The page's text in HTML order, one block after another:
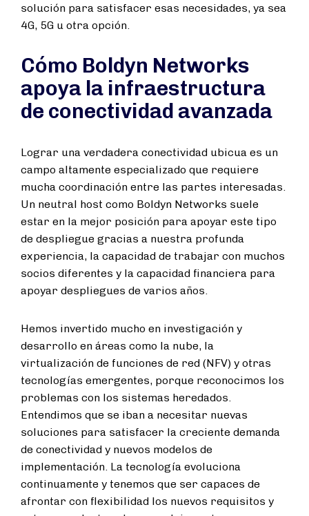
solución para satisfacer esas necesidades, ya sea
4G, 5G u otra opción.
Cómo Boldyn Networks
apoya la infraestructura
de conectividad avanzada
Lograr una verdadera conectividad ubicua es un
campo altamente especializado que requiere
mucha coordinación entre las partes interesadas.
Un neutral host como Boldyn Networks suele
estar en la mejor posición para apoyar este tipo
de despliegue gracias a nuestra profunda
experiencia, la capacidad de trabajar con muchos
socios diferentes y la capacidad financiera para
apoyar despliegues de varios años.
Hemos invertido mucho en investigación y
desarrollo en áreas como la nube, la
virtualización de funciones de red (NFV) y otras
tecnologías emergentes, porque reconocimos los
problemas con los sistemas heredados.
Entendimos que se iban a necesitar nuevas
soluciones para satisfacer la creciente demanda
de conectividad y nuevos modelos de
implementación. La tecnología evoluciona
continuamente y tenemos que ser capaces de
afrontar con flexibilidad los nuevos requisitos y